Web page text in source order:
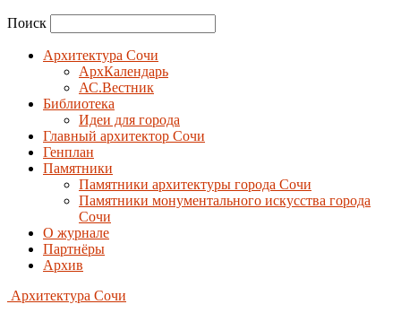
Поиск
Архитектура Сочи
АрхКалендарь
АС.Вестник
Библиотека
Идеи для города
Главный архитектор Сочи
Генплан
Памятники
Памятники архитектуры города Сочи
Памятники монументального искусства города
Сочи
О журнале
Партнёры
Архив
Архитектура Сочи